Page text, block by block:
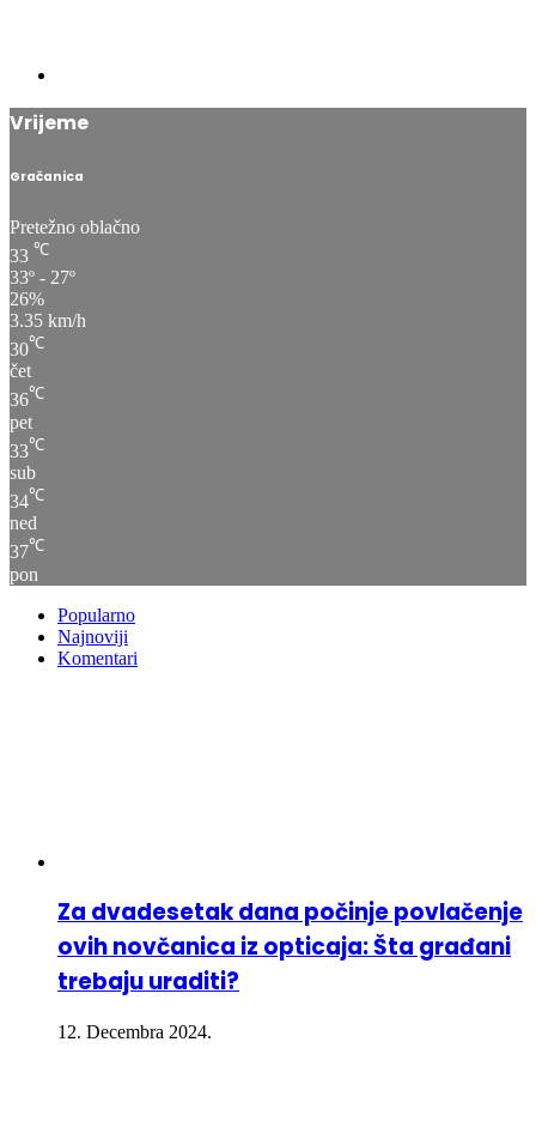
Vrijeme
Gračanica
Pretežno oblačno
33 ℃
33º - 27º
26%
3.35 km/h
30℃
čet
36℃
pet
33℃
sub
34℃
ned
37℃
pon
Popularno
Najnoviji
Komentari
Za dvadesetak dana počinje povlačenje
ovih novčanica iz opticaja: Šta građani
trebaju uraditi?
12. Decembra 2024.